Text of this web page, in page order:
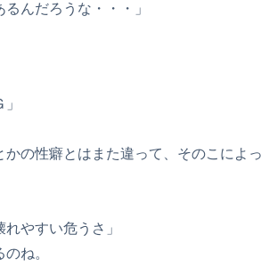
るんだろうな・・・」
かの性癖とはまた違って、そのこによっ
れやすい危うさ」
ね。